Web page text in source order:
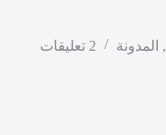
, المدونة 2 تعليقات